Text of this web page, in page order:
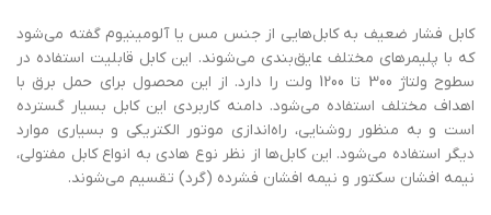
کابل فشار ضعیف به کابل‌هایی از جنس مس یا آلومینیوم گفته می‌شود
که با پلیمرهای مختلف عایق‌بندی می‌شوند. این کابل قابلیت استفاده در
سطوح ولتاژ 300 تا 1200 ولت را دارد. از این محصول برای حمل برق با
اهداف مختلف استفاده می‌شود. دامنه کاربردی این کابل بسیار گسترده
است و به منظور روشنایی، راه‌اندازی موتور الکتریکی و بسیاری موارد
دیگر استفاده می‌شود. این کابل‌ها از نظر نوع هادی به انواع کابل مفتولی،
نیمه افشان سکتور و نیمه افشان فشرده (گرد) تقسیم می‌شوند.